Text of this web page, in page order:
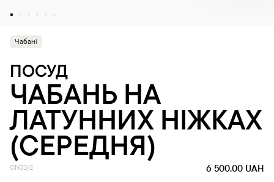
Чабані
ПОСУД
ЧАБАНЬ НА
ЛАТУННИХ НІЖКАХ
(СЕРЕДНЯ)
6 500.00 UAH
CN33/2